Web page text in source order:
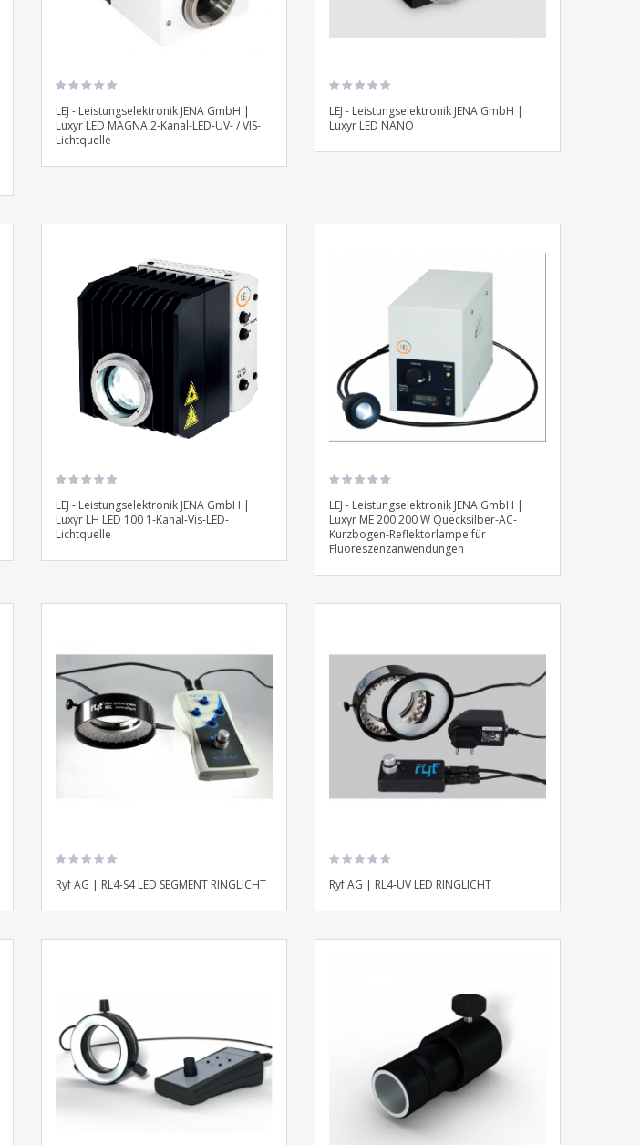
LEJ - Leistungselektronik JENA GmbH |
Luxyr LED MAGNA 2-Kanal-LED-UV- / VIS-
Lichtquelle
LEJ - Leistungselektronik JENA GmbH |
Luxyr LED NANO
LEJ - Leistungselektronik JENA GmbH |
Luxyr LH LED 100 1-Kanal-Vis-LED-
Lichtquelle
LEJ - Leistungselektronik JENA GmbH |
Luxyr ME 200 200 W Quecksilber-AC-
Kurzbogen-Reflektorlampe für
Fluoreszenzanwendungen
Ryf AG | RL4-S4 LED SEGMENT RINGLICHT Ryf AG | RL4-UV LED RINGLICHT